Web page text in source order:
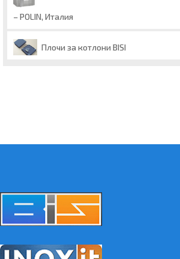
– POLIN, Италия
Плочи за котлони BISI